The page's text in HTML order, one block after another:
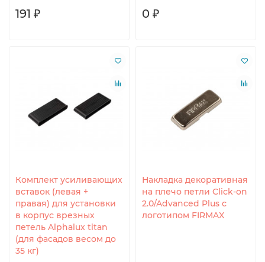
191 ₽ 0 ₽
Комплект усиливающих
вставок (левая +
правая) для установки
в корпус врезных
петель Alphalux titan
(для фасадов весом до
35 кг)
Накладка декоративная
на плечо петли Click-on
2.0/Advanced Plus с
логотипом FIRMAX